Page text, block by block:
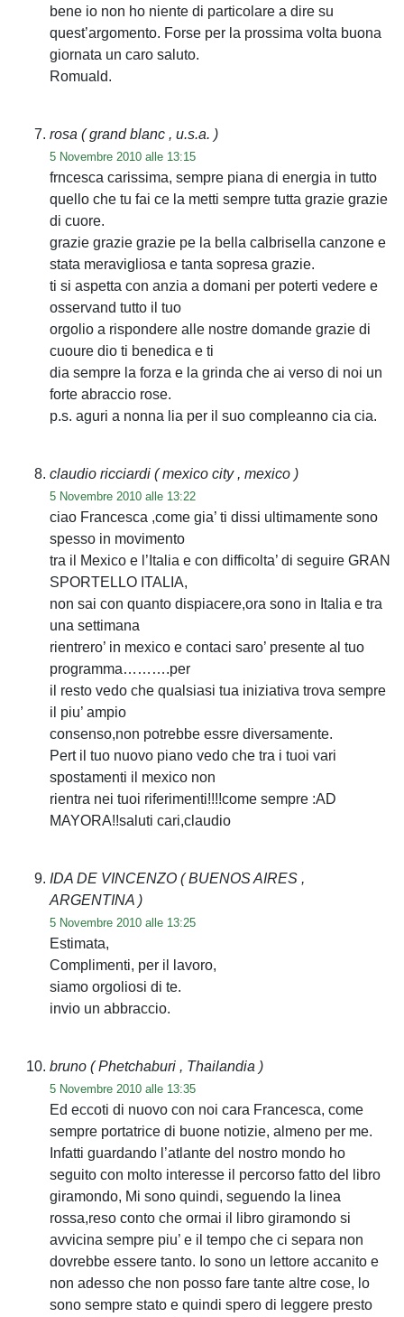
bene io non ho niente di particolare a dire su
quest’argomento. Forse per la prossima volta buona
giornata un caro saluto.
Romuald.
rosa ( grand blanc , u.s.a. )
5 Novembre 2010 alle 13:15
frncesca carissima, sempre piana di energia in tutto
quello che tu fai ce la metti sempre tutta grazie grazie
di cuore.
grazie grazie grazie pe la bella calbrisella canzone e
stata meravigliosa e tanta sopresa grazie.
ti si aspetta con anzia a domani per poterti vedere e
osservand tutto il tuo
orgolio a rispondere alle nostre domande grazie di
cuoure dio ti benedica e ti
dia sempre la forza e la grinda che ai verso di noi un
forte abraccio rose.
p.s. aguri a nonna lia per il suo compleanno cia cia.
claudio ricciardi ( mexico city , mexico )
5 Novembre 2010 alle 13:22
ciao Francesca ,come gia’ ti dissi ultimamente sono
spesso in movimento
tra il Mexico e l’Italia e con difficolta’ di seguire GRAN
SPORTELLO ITALIA,
non sai con quanto dispiacere,ora sono in Italia e tra
una settimana
rientrero’ in mexico e contaci saro’ presente al tuo
programma……….per
il resto vedo che qualsiasi tua iniziativa trova sempre
il piu’ ampio
consenso,non potrebbe essre diversamente.
Pert il tuo nuovo piano vedo che tra i tuoi vari
spostamenti il mexico non
rientra nei tuoi riferimenti!!!!come sempre :AD
MAYORA!!saluti cari,claudio
IDA DE VINCENZO ( BUENOS AIRES ,
ARGENTINA )
5 Novembre 2010 alle 13:25
Estimata,
Complimenti, per il lavoro,
siamo orgoliosi di te.
invio un abbraccio.
bruno ( Phetchaburi , Thailandia )
5 Novembre 2010 alle 13:35
Ed eccoti di nuovo con noi cara Francesca, come
sempre portatrice di buone notizie, almeno per me.
Infatti guardando l’atlante del nostro mondo ho
seguito con molto interesse il percorso fatto del libro
giramondo, Mi sono quindi, seguendo la linea
rossa,reso conto che ormai il libro giramondo si
avvicina sempre piu’ e il tempo che ci separa non
dovrebbe essere tanto. Io sono un lettore accanito e
non adesso che non posso fare tante altre cose, lo
sono sempre stato e quindi spero di leggere presto